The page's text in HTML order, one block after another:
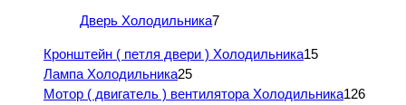
Дверь Холодильника7
Кронштейн ( петля двери ) Холодильника15
Лампа Холодильника25
Мотор ( двигатель ) вентилятора Холодильника126